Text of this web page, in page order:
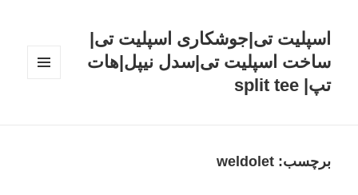
اسپلیت تی|جوشکاری اسپلیت تی|
ساخت اسپلیت تی|سدل نیپل|هات
تپ| split tee
برچسب: weldolet